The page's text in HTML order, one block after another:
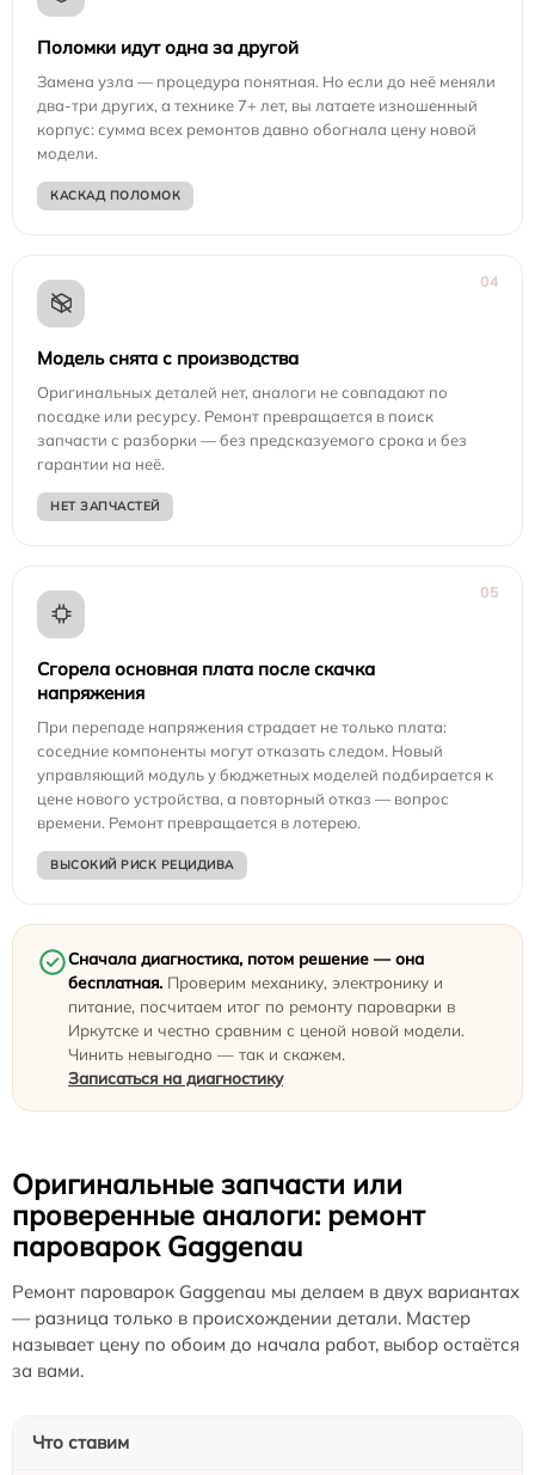
Поломки идут одна за другой
Замена узла — процедура понятная. Но если до неё меняли
два-три других, а технике 7+ лет, вы латаете изношенный
корпус: сумма всех ремонтов давно обогнала цену новой
модели.
КАСКАД ПОЛОМОК
04
Модель снята с производства
Оригинальных деталей нет, аналоги не совпадают по
посадке или ресурсу. Ремонт превращается в поиск
запчасти с разборки — без предсказуемого срока и без
гарантии на неё.
НЕТ ЗАПЧАСТЕЙ
05
Сгорела основная плата после скачка
напряжения
При перепаде напряжения страдает не только плата:
соседние компоненты могут отказать следом. Новый
управляющий модуль у бюджетных моделей подбирается к
цене нового устройства, а повторный отказ — вопрос
времени. Ремонт превращается в лотерею.
ВЫСОКИЙ РИСК РЕЦИДИВА
Сначала диагностика, потом решение — она
бесплатная. Проверим механику, электронику и
питание, посчитаем итог по ремонту пароварки в
Иркутске и честно сравним с ценой новой модели.
Чинить невыгодно — так и скажем.
Записаться на диагностику
Оригинальные запчасти или
проверенные аналоги: ремонт
пароварок Gaggenau
Ремонт пароварок Gaggenau мы делаем в двух вариантах
— разница только в происхождении детали. Мастер
называет цену по обоим до начала работ, выбор остаётся
за вами.
Что ставим